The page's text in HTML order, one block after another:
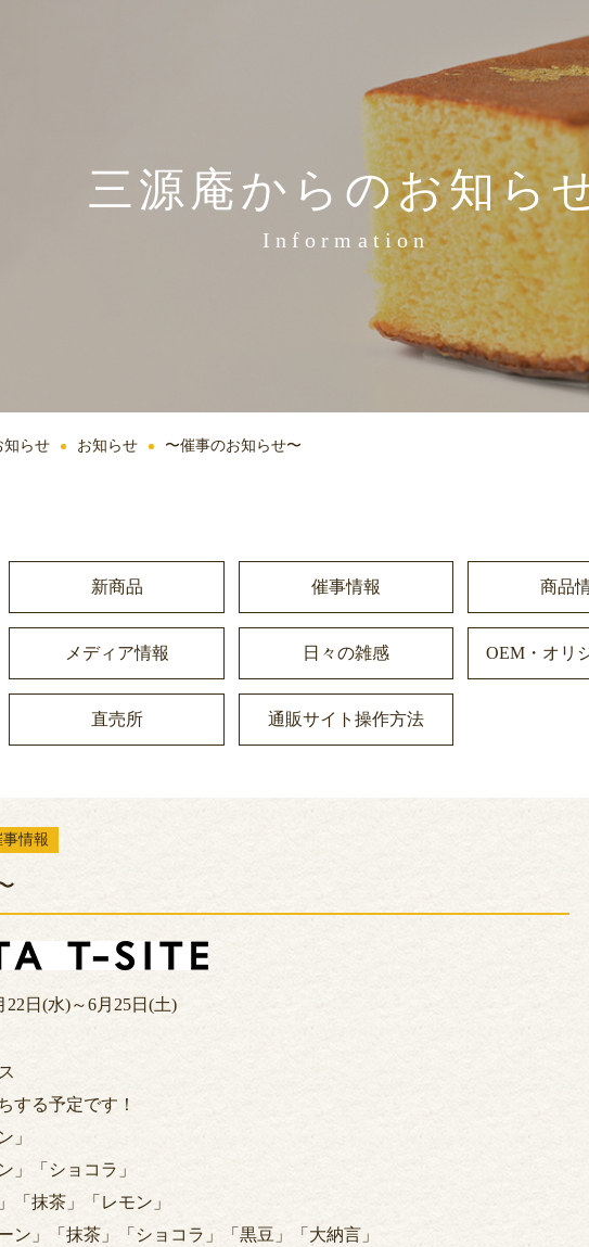
三源庵からのお知ら
Information
知らせ お知らせ 〜催事のお知らせ〜
新商品 催事情報 商品
メディア情報 日々の雑感 OEM・オリ
直売所 通販サイト操作方法
事情報
日(水)～6月25日(土)
する予定です！
」
」「ショコラ」
「抹茶」「レモン」
ン」「抹茶」「ショコラ」「黒豆」「大納言」